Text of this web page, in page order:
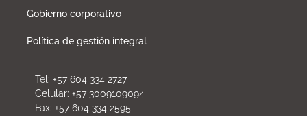
Gobierno corporativo
Política de gestión integral
Tel: +57 604 334 2727
Celular: +57 3009109094
Fax: +57 604 334 2595